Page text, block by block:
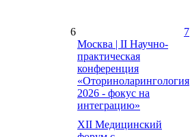
6
7
Москва | II Научно-
практическая
конференция
«Оториноларингология
2026 - фокус на
интеграцию»
XII Медицинский